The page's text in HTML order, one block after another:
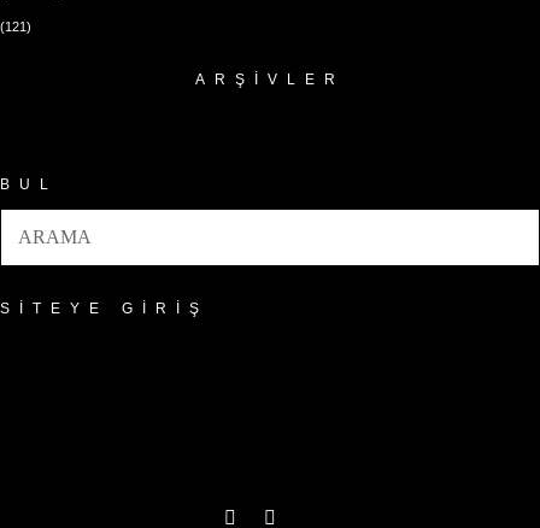
(121)
ARŞIVLER
BUL
SITEYE GIRIŞ